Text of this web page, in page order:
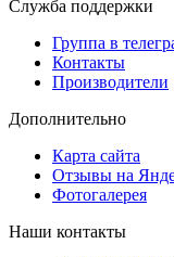
Служба поддержки
Группа в
Контакты
Производители
Дополнительно
Карта сайта
Отзывы на
Фотогалерея
Наши контакты